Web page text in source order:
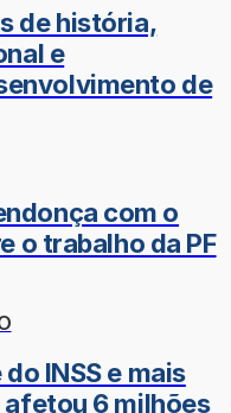
de história,
e
de
com o
o trabalho da PF
INSS e mais
6 milhões